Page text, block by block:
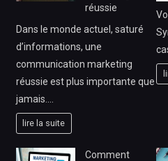
réussie
Dans le monde actuel, saturé
d’informations, une
communication marketing
réussie est plus importante que
jamais.…
lire la suite
Comment